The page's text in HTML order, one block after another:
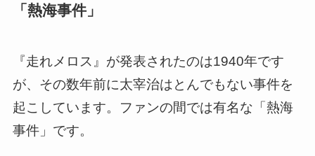
「熱海事件」
『走れメロス』が発表されたのは1940年です
が、その数年前に太宰治はとんでもない事件を
起こしています。ファンの間では有名な「熱海
事件」です。